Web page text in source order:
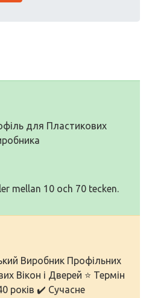
для Пластикових
mellan 10 och 70 tecken.
Виробник Профільних
Вікон і Дверей ⭐ Термін
років ✔️ Сучасне